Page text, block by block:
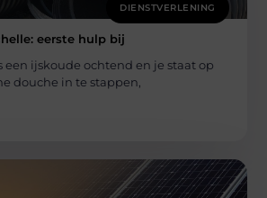
DIENSTVERLENING
eerste hulp bij
een ijskoude ochtend en je staat op
douche in te stappen,